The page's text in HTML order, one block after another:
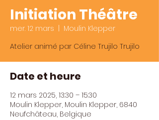
Initiation Théâtre
mer. 12 mars
Moulin Klepper
Atelier animé par Céline Trujilo Trujilo
Date et heure
12 mars 2025, 13:30 – 15:30
Moulin Klepper, Moulin Klepper, 6840
Neufchâteau, Belgique